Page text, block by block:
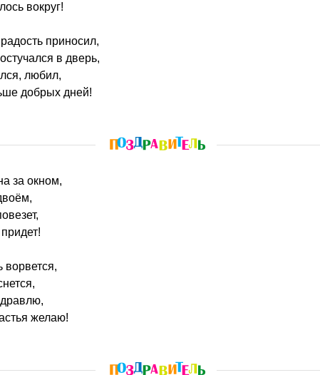
вокруг!
приносил,
в дверь,
любил,
добрых дней!
за окном,
ворвется,
желаю!